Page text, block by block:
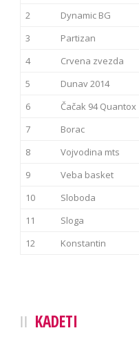
2
Dynamic BG
3
Partizan
4
Crvena zvezda
5
Dunav 2014
6
Čačak 94 Quantox
7
Borac
8
Vojvodina mts
9
Veba basket
10
Sloboda
11
Sloga
12
Konstantin
KADETI